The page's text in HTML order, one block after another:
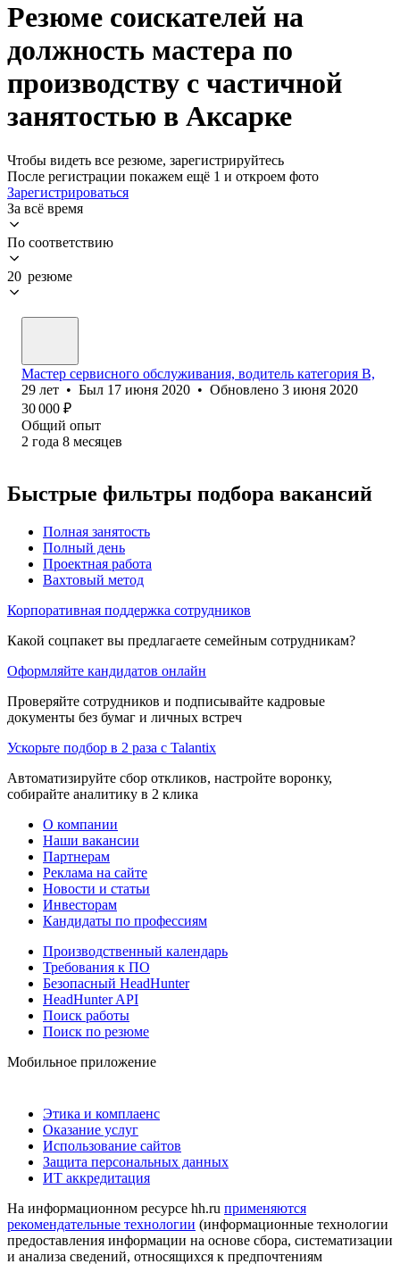
Резюме соискателей на
должность мастера по
производству с частичной
занятостью в Аксарке
Чтобы видеть все резюме, зарегистрируйтесь
После регистрации покажем ещё 1 и откроем фото
Зарегистрироваться
За всё время
По соответствию
20 резюме
Мастер сервисного обслуживания, водитель категория В,
29 лет • Был 17 июня 2020 • Обновлено 3 июня 2020
30 000 ₽
Общий опыт
2 года 8 месяцев
Быстрые фильтры подбора вакансий
Полная занятость
Полный день
Проектная работа
Вахтовый метод
Корпоративная поддержка сотрудников
Какой соцпакет вы предлагаете семейным сотрудникам?
Оформляйте кандидатов онлайн
Проверяйте сотрудников и подписывайте кадровые
документы без бумаг и личных встреч
Ускорьте подбор в 2 раза с Talantix
Автоматизируйте сбор откликов, настройте воронку,
собирайте аналитику в 2 клика
О компании
Наши вакансии
Партнерам
Реклама на сайте
Новости и статьи
Инвесторам
Кандидаты по профессиям
Производственный календарь
Требования к ПО
Безопасный HeadHunter
HeadHunter API
Поиск работы
Поиск по резюме
Мобильное приложение
Этика и комплаенс
Оказание услуг
Использование сайтов
Защита персональных данных
ИТ аккредитация
На информационном ресурсе hh.ru применяются
рекомендательные технологии (информационные технологии
предоставления информации на основе сбора, систематизации
и анализа сведений, относящихся к предпочтениям